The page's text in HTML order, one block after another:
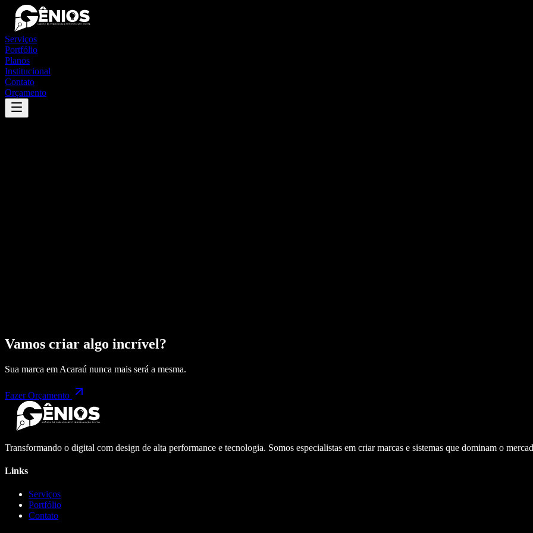
Serviços
Portfólio
Planos
Institucional
Contato
Orçamento
Vamos criar algo incrível?
Sua marca em Acaraú nunca mais será a mesma.
Fazer Orçamento
Transformando o digital com design de alta performance e tecnologia. Somos especialistas em criar marcas e sistemas que dominam o
Links
Serviços
Portfólio
Contato